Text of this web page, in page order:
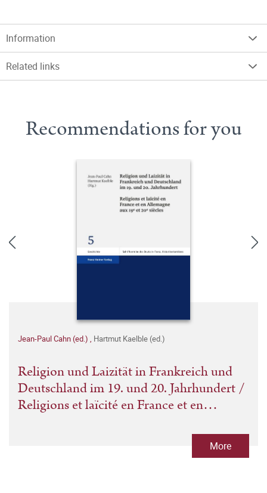
Information
Related links
Recommendations for you
Jean-Paul Cahn (ed.) , Hartmut Kaelble (ed.)
Religion und Laizität in Frankreich und
Deutschland im 19. und 20. Jahrhundert /
Religions et laïcité en France et en
More